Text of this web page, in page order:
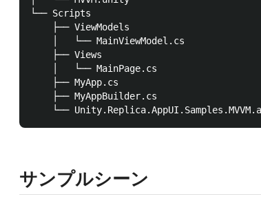
└── Scripts
    ├── ViewModels
    │   └── MainViewModel.cs
    ├── Views
    │   └── MainPage.cs
    ├── MyApp.cs
    ├── MyAppBuilder.cs
サンプルシーン